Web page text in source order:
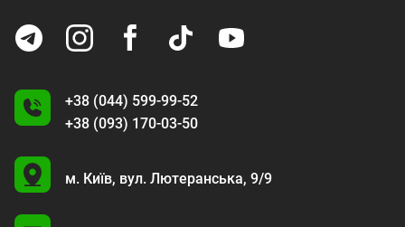
+38 (044) 599-99-52
+38 (093) 170-03-50
U
м. Київ, вул. Лютеранська, 9/9